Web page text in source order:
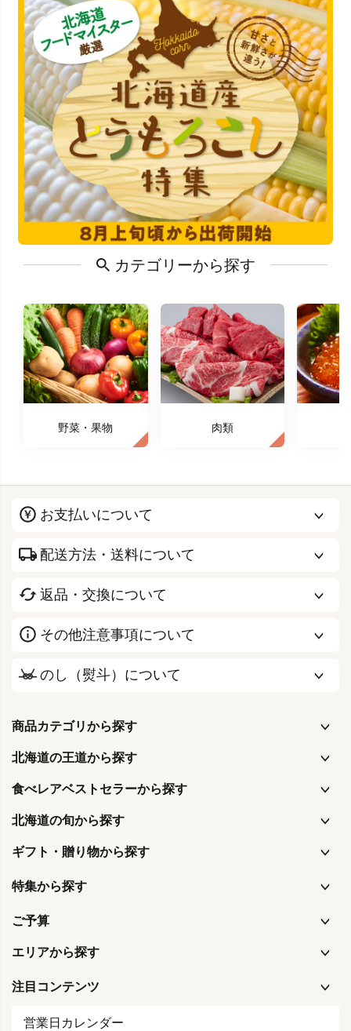
カテゴリーから探す
野菜・果物 肉類
お支払いについて
配送方法・送料について
返品・交換について
その他注意事項について
のし（熨斗）について
商品カテゴリから探す
北海道の王道から探す
食べレアベストセラーから探す
北海道の旬から探す
ギフト・贈り物から探す
特集から探す
ご予算
エリアから探す
注目コンテンツ
営業日カレンダー